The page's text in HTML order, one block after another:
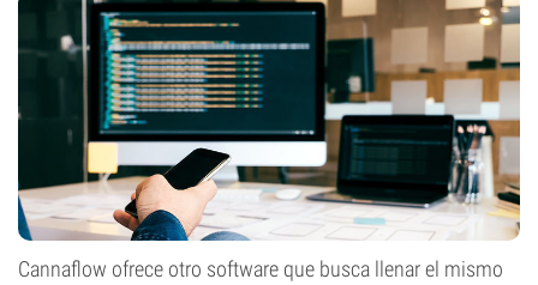
Cannaflow ofrece otro software que busca llenar el mismo